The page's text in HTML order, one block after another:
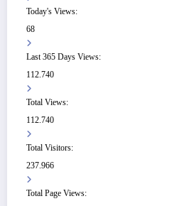
Today's Views:
68
Last 365 Days Views:
112.740
Total Views:
112.740
Total Visitors:
237.966
Total Page Views: